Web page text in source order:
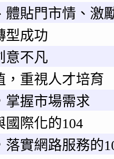
體貼門市情、激
型成功
意不凡
，重視人才培育
掌握市場需求
國際化的104
落實網路服務的